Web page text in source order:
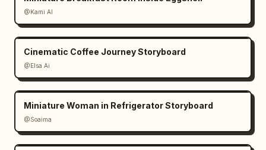
uma folha de conceito de personagem idol
digitalizada. Sem renderização realista, sem
cores escuras, sem interface de usuário
moderna, sem marca d'água.
@Kami AI
Cinematic Coffee Journey Storyboard
@Elsa Ai
Miniature Woman in Refrigerator Storyboard
@Soaima